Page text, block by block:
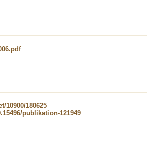
10900/180625
publikation-121949